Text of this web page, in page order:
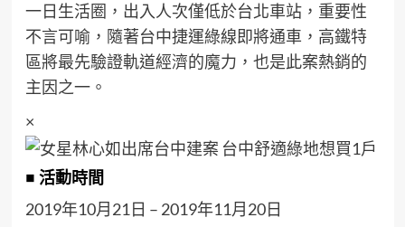
一日生活圈，出入人次僅低於台北車站，重要性
不言可喻，隨著台中捷運綠線即將通車，高鐵特
區將最先驗證軌道經濟的魔力，也是此案熱銷的
主因之一。
×
■ 活動時間
2019年10月21日 – 2019年11月20日